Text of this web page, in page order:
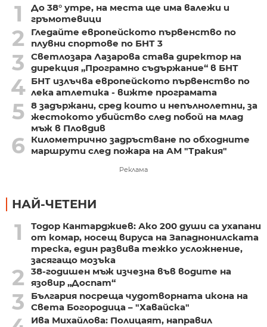
1
До 38° утре, на места ще има валежи и
гръмотевици
2
Гледайте европейското първенство по
плувни спортове по БНТ 3
3
Светлозара Лазарова става директор на
дирекция „Програмно съдържание“ в БНТ
4 БНТ излъчва европейското първенство по
лека атлетика - вижте програмата
5 8 задържани, сред които и непълнолетни, за
жестокото убийство след побой на млад
мъж в Пловдив
6
Километрично задръстване по обходните
маршрути след пожара на АМ "Тракия"
Реклама
НАЙ-ЧЕТЕНИ
1
Тодор Кантарджиев: Ако 200 души са ухапани
от комар, носещ вируса на Западнонилската
треска, един развива тежко усложнение,
засягащо мозъка
2
38-годишен мъж изчезна във водите на
язовир „Доспат“
3
България посреща чудотворната икона на
Света Богородица – "Хавайска"
Ива Михайлова: Полицаят, направил